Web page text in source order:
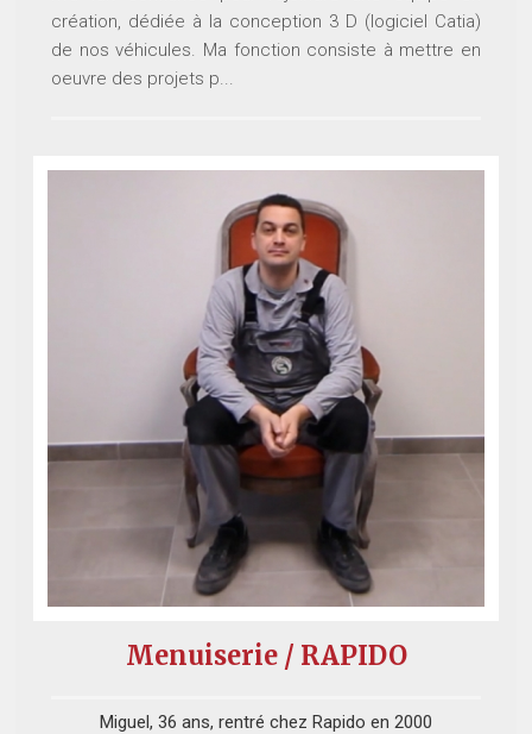
création, dédiée à la conception 3 D (logiciel Catia)
de nos véhicules. Ma fonction consiste à mettre en
oeuvre des projets p...
Menuiserie / RAPIDO
Miguel, 36 ans, rentré chez Rapido en 2000